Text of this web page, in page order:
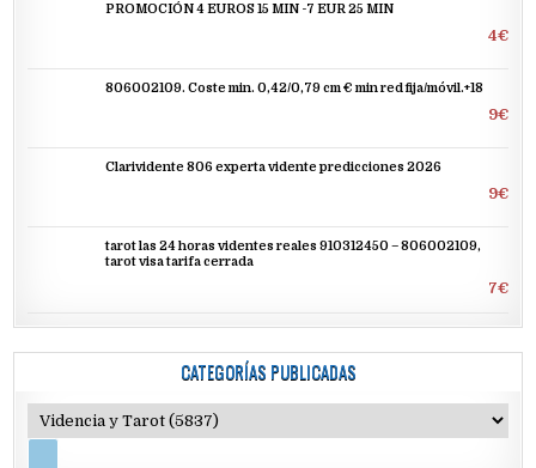
PROMOCIÓN 4 EUROS 15 MIN -7 EUR 25 MIN
4€
806002109. Coste min. 0,42/0,79 cm € min red fija/móvil.+18
9€
Clarividente 806 experta vidente predicciones 2026
9€
tarot las 24 horas videntes reales 910312450 – 806002109,
tarot visa tarifa cerrada
7€
CATEGORÍAS PUBLICADAS